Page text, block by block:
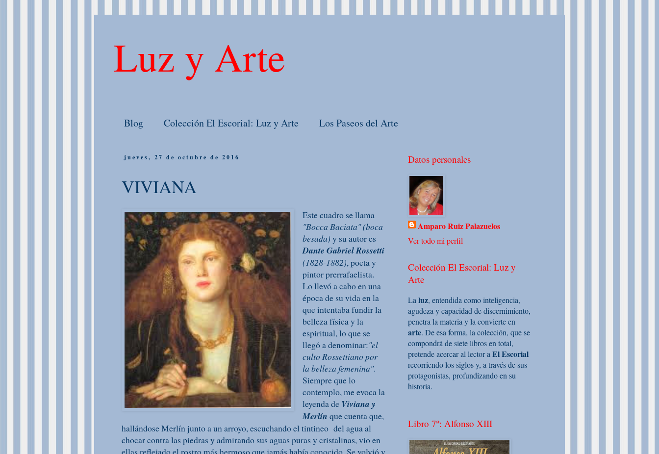
Luz y Arte
Blog Colección El Escorial: Luz y Arte Los Paseos del Arte
jueves, 27 de octubre de 2016
VIVIANA
Este cuadro se llama
"Bocca Baciata" (boca
besada) y su autor es
Dante Gabriel Rossetti
(1828-1882), poeta y
pintor prerrafaelista.
Lo llevó a cabo en una
época de su vida en la
que intentaba fundir la
belleza física y la
espiritual, lo que se
llegó a denominar:"el
culto Rossettiano por
la belleza femenina".
Siempre que lo
contemplo, me evoca la
leyenda de Viviana y
Merlín que cuenta que,
hallándose Merlín junto a un arroyo, escuchando el tintineo del agua al
chocar contra las piedras y admirando sus aguas puras y cristalinas, vio en
ellas reflejado el rostro más hermoso que jamás había conocido. Se volvió y
Datos personales
Amparo Ruiz Palazuelos
Ver todo mi perfil
Colección El Escorial: Luz y
Arte
La luz, entendida como inteligencia,
agudeza y capacidad de discernimiento,
penetra la materia y la convierte en
arte. De esa forma, la colección, que se
compondrá de siete libros en total,
pretende acercar al lector a El Escorial
recorriendo los siglos y, a través de sus
protagonistas, profundizando en su
historia.
Libro 7º: Alfonso XIII